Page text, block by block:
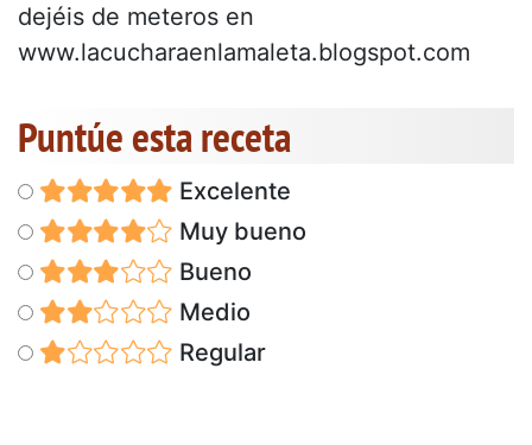
dejéis de meteros en
www.lacucharaenlamaleta.blogspot.com
Puntúe esta receta
Excelente
Muy bueno
Bueno
Medio
Regular